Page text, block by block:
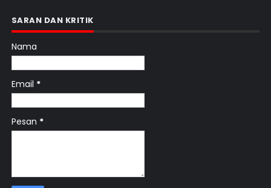
SARAN DAN KRITIK
Nama
Email *
Pesan *